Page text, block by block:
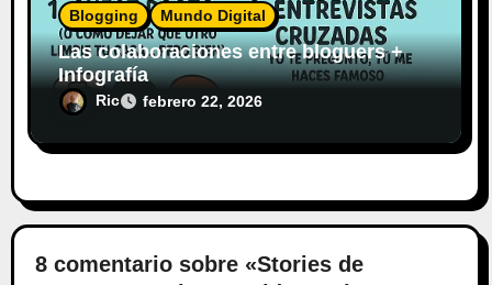
Blogging Mundo Digital
Las colaboraciones entre bloguers +
Infografía
Ric febrero 22, 2026
8 comentario sobre «Stories de